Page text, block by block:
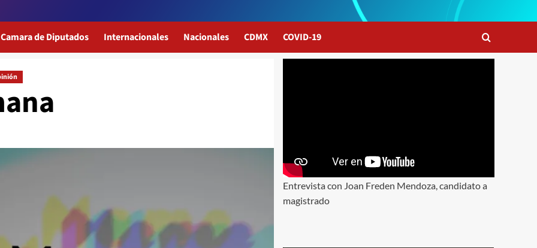
Camara de Diputados Internacionales Nacionales CDMX COVID-19
Entrevista con Joan Freden Mendoza, candidato a
magistrado